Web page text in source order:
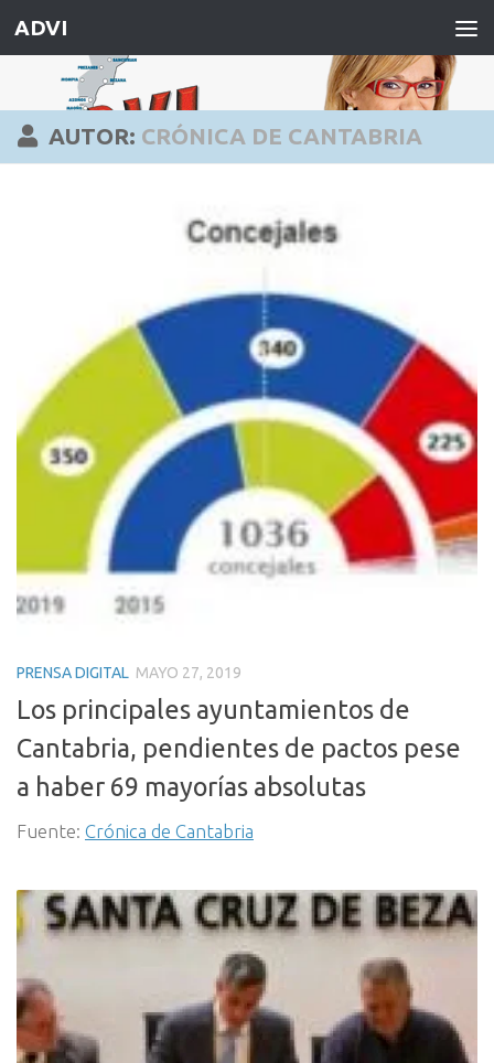
Saltar al contenido
ADVI
AUTOR: CRÓNICA DE CANTABRIA
PRENSA DIGITAL MAYO 27, 2019
Los principales ayuntamientos de
Cantabria, pendientes de pactos pese
a haber 69 mayorías absolutas
Fuente: Crónica de Cantabria